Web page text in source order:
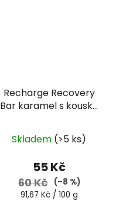
Recharge Recovery
Bar karamel s kousky
hodnocení
produktu
je
5,0
Skladem (>5 ks)
55 Kč
60 Kč
(–8 %)
Měrná
91,67 Kč / 100 g